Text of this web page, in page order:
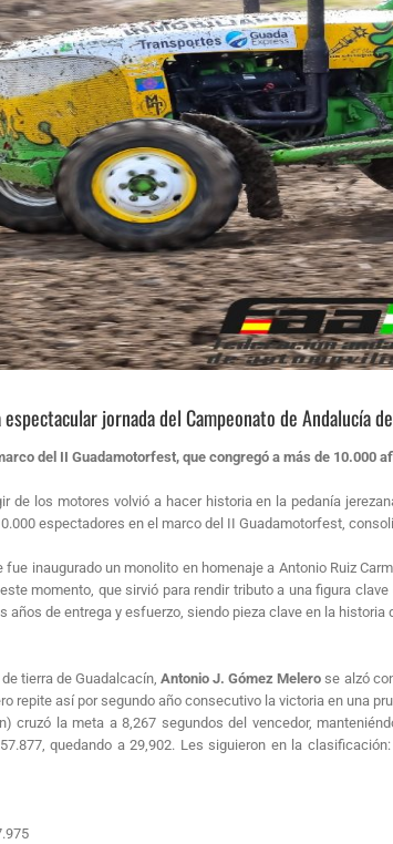
jornada del Campeonato de Andalucía
del II Guadamotorfest, que congregó a más de 10.000
de los motores volvió a hacer historia en la pedanía
espectadores en el marco del II Guadamotorfest,
inaugurado un monolito en homenaje a Antonio Ruiz
momento, que sirvió para rendir tributo a una figura
de entrega y esfuerzo, siendo pieza clave en la
tierra de Guadalcacín,Antonio J. Gómez Melero se alzó
repite así por segundo año consecutivo la victoria en una
cruzó la meta a 8,267 segundos del vencedor,
quedando a 29,902. Les siguieron en la